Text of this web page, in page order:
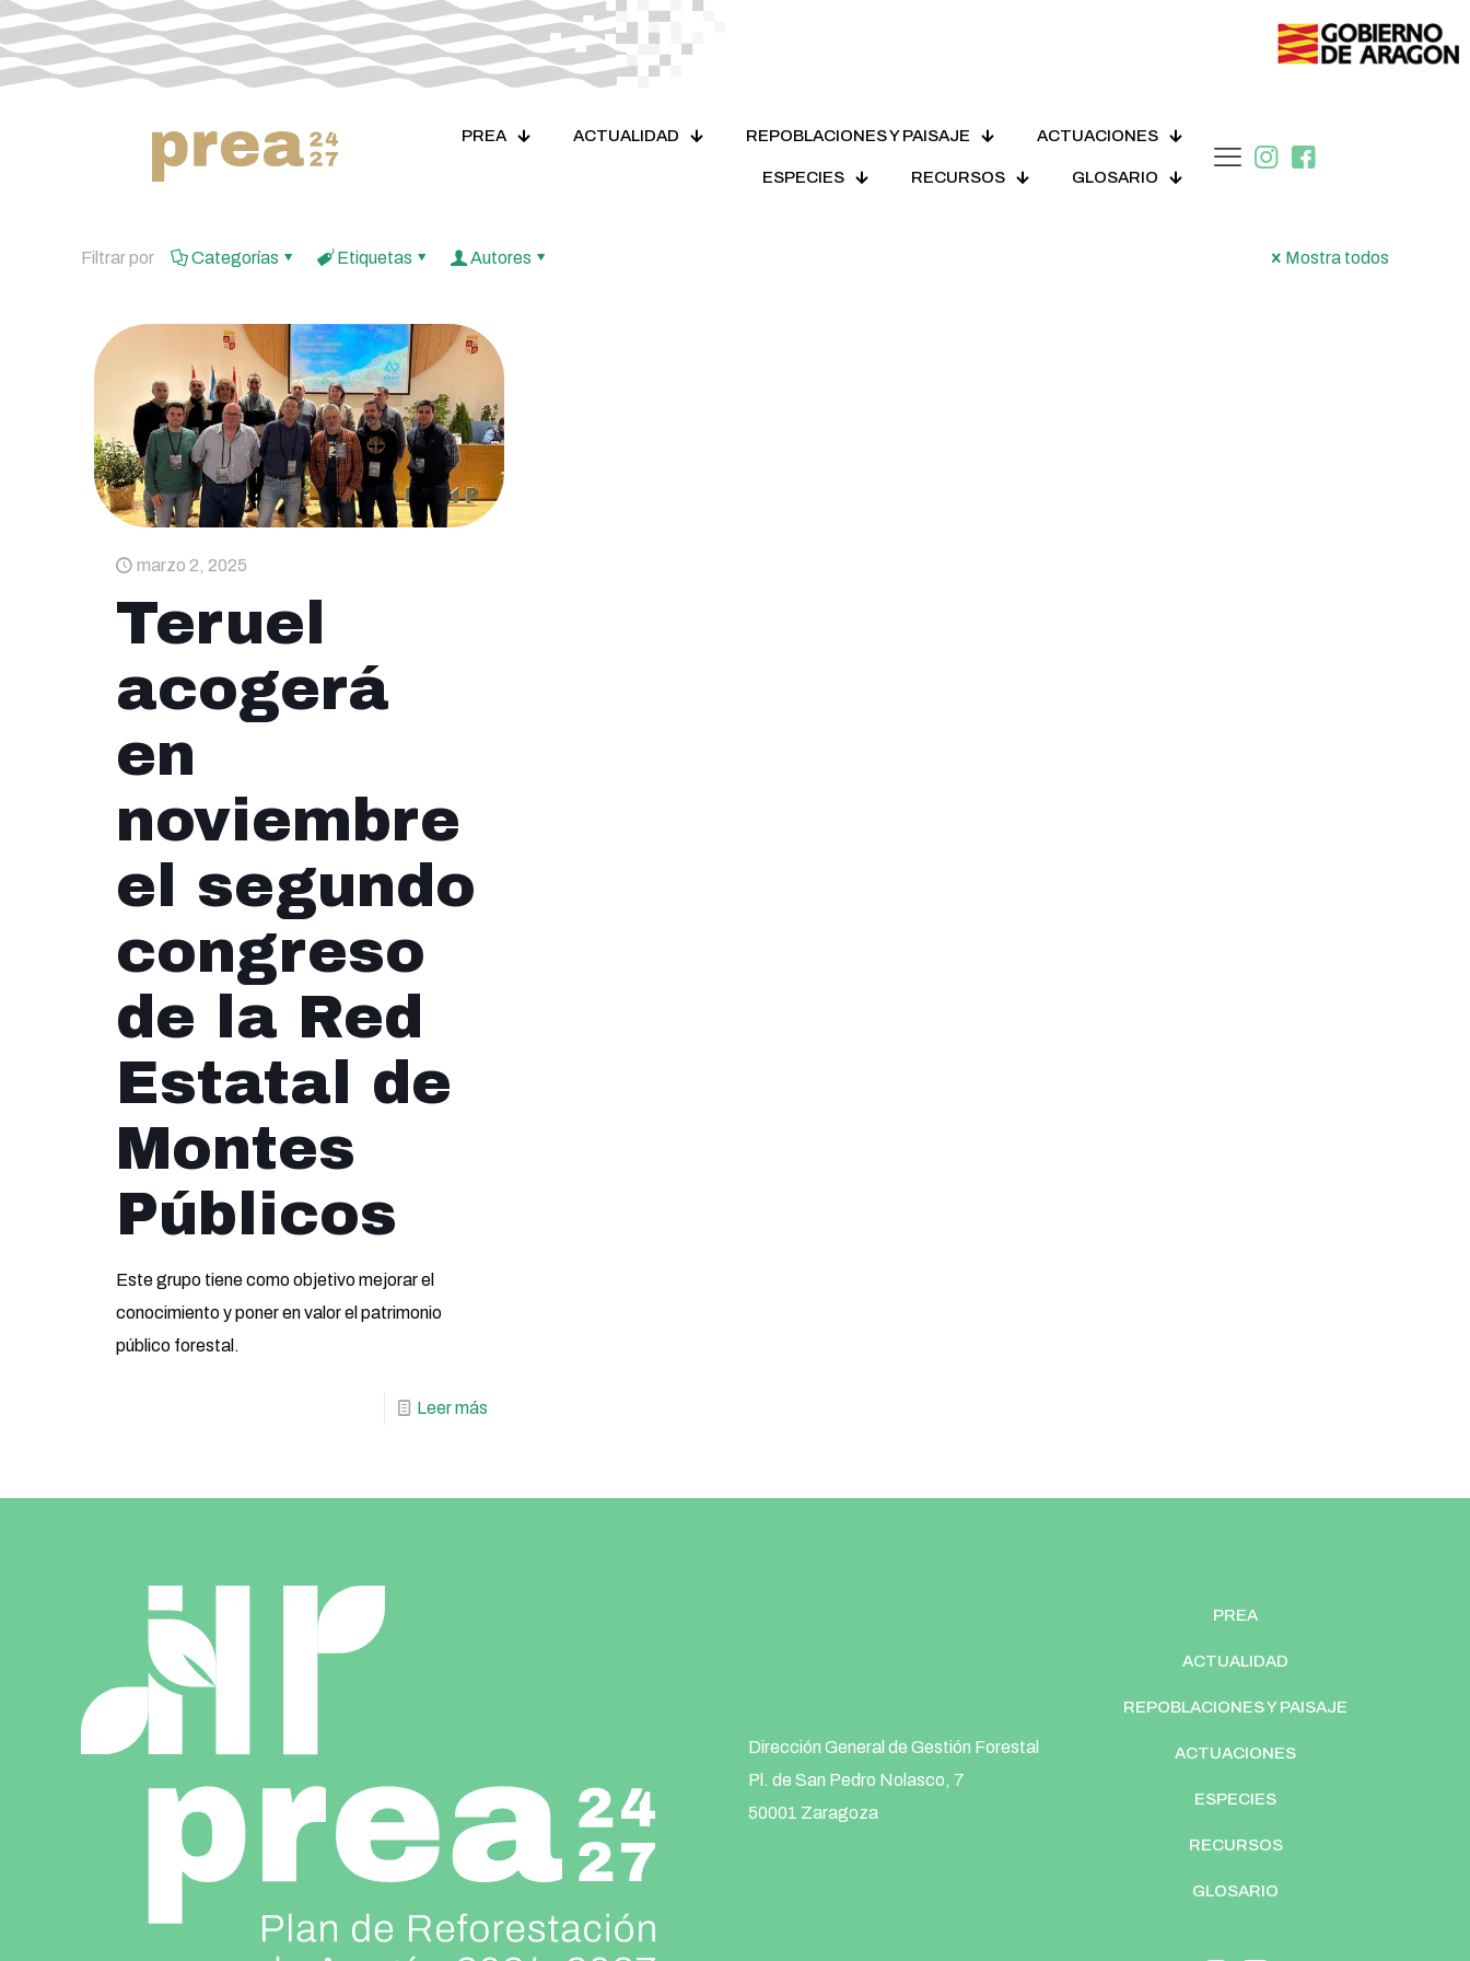
PREA ACTUALIDAD REPOBLACIONES Y PAISAJE ACTUACIONES
ESPECIES RECURSOS GLOSARIO
Filtrar por Categorías Etiquetas Autores Mostra todos
marzo 2, 2025
Teruel
acogerá
en
noviembre
el segundo
congreso
de la Red
Estatal de
Montes
Públicos
Este grupo tiene como objetivo mejorar el
conocimiento y poner en valor el patrimonio
público forestal.
Leer más
Dirección General de Gestión Forestal
Pl. de San Pedro Nolasco, 7
50001 Zaragoza
PREA
ACTUALIDAD
REPOBLACIONES Y PAISAJE
ACTUACIONES
ESPECIES
RECURSOS
GLOSARIO